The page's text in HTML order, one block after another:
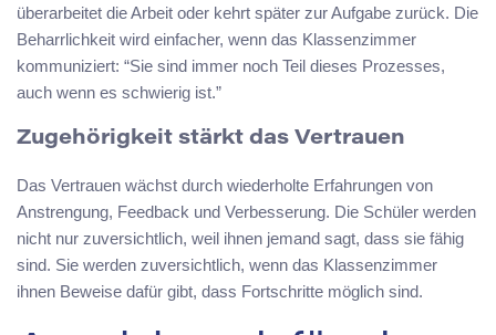
überarbeitet die Arbeit oder kehrt später zur Aufgabe zurück. Die
Beharrlichkeit wird einfacher, wenn das Klassenzimmer
kommuniziert: “Sie sind immer noch Teil dieses Prozesses,
auch wenn es schwierig ist.”
Zugehörigkeit stärkt das Vertrauen
Das Vertrauen wächst durch wiederholte Erfahrungen von
Anstrengung, Feedback und Verbesserung. Die Schüler werden
nicht nur zuversichtlich, weil ihnen jemand sagt, dass sie fähig
sind. Sie werden zuversichtlich, wenn das Klassenzimmer
ihnen Beweise dafür gibt, dass Fortschritte möglich sind.